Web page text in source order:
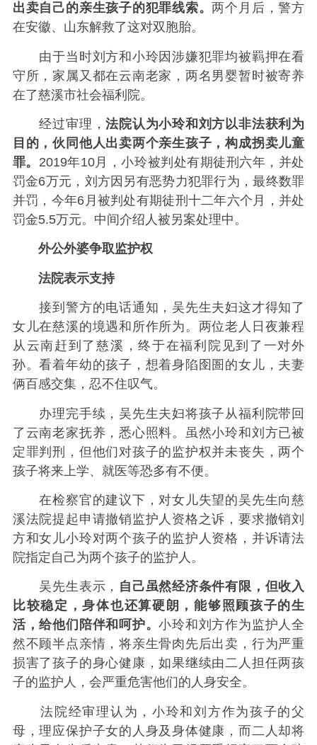
出卖自己的亲生孩子的犯罪线索。两个月后，警方
在安徽、山东解救了这对双胞胎。
由于当时刘方和小玲因涉嫌犯罪均被羁押在看
守所，家属又都在云南老家，两名男婴暂时被寄养
在了慈溪市社会福利院。
经过审理，法院认为小玲和刘方以非法获利为
目的，伙同他人出卖两个亲生孩子，构成拐卖儿童
罪。 2019年10月，小玲被判处有期徒刑六年，并处
罚金6万元，刘方因另有恶势力犯罪行为，最终数罪
并罚，今年6月被判处有期徒刑十二年六个月，并处
罚金5.5万元。中间介绍人被另案处理中。
外公外婆争取监护权
法院表示支持
接到警方的电话通知，吴先生夫妇这才得知了
女儿在慈溪的境遇和所作所为。两位老人日夜兼程
从云南赶到了慈溪，终于在福利院见到了一对外
孙。看着年幼的孩子，想着身陷囹圄的女儿，夫妻
俩百感交集，忍不住叹气。
办理完手续，吴先生夫妇将孩子从福利院带回
了云南老家抚养，悉心照料。虽然小玲和刘方已被
定罪判刑，但他们对孩子的监护权并未丧失，两个
孩子将来上学、就医等恐多有不便。
在检察官的建议下，对女儿失望的吴先生向慈
溪法院提起申请撤销监护人资格之诉，要求撤销刘
方和女儿小玲对两个孩子的监护人资格，并诉请法
院指定自己为两个孩子的监护人。
吴先生表示， 自己虽然经济条件有限，但收入
比较稳定，身体也还算硬朗，能够照顾孩子的生
活，给他们陪伴和呵护。小玲和刘方作为监护人全
然不顾半点亲情，将亲生骨肉先后出卖，行为严重
损害了孩子的身心健康，如果继续由二人担任两孩
子的监护人，会严重危害他们的人身安全。
法院经审理认为，小玲和刘方作为孩子的父
母，理应保护子女的人身及身体健康，而二人却将